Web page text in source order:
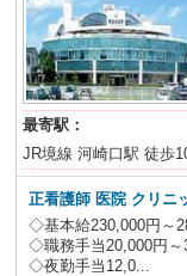
最寄駅：
JR境線 河崎口駅 徒歩
正看護師 医院 クリニ
◇基本給230,000円～
◇職務手当20,000円～
◇夜勤手当12,0...